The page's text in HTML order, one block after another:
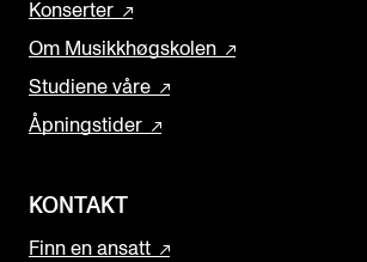
Konserter
Om Musikkhøgskolen
Studiene våre
Åpningstider
KONTAKT
Finn en ansatt